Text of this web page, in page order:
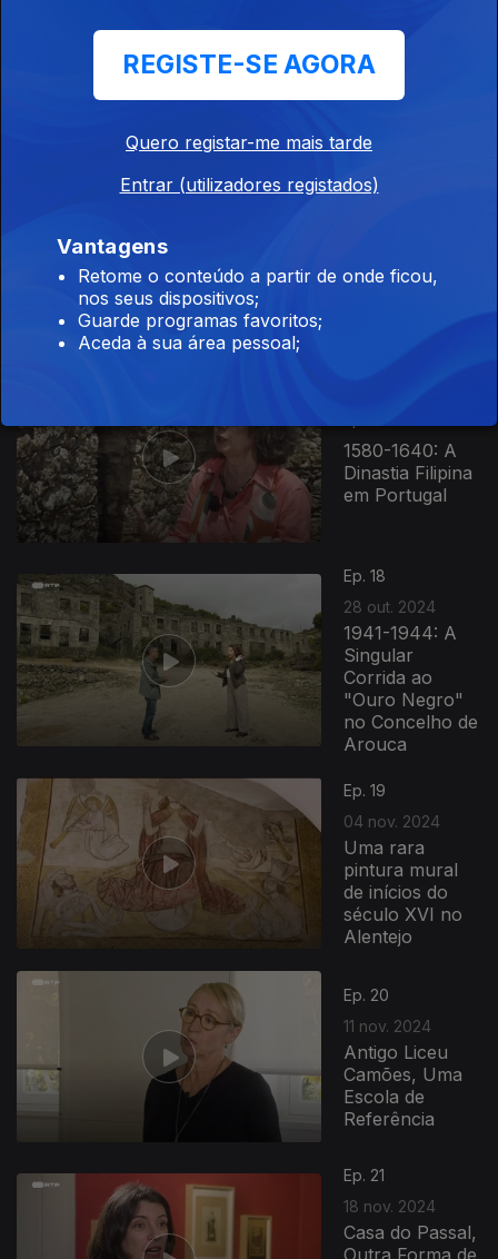
Ep. 15
07 out. 2024
Romanas de
1580-1640: A
Dinastia Filipina
em Portugal
Ep. 18
28 out. 2024
1941-1944: A
Singular
Corrida ao
"Ouro Negro"
no Concelho de
Arouca
Ep. 19
04 nov. 2024
Uma rara
pintura mural
de inícios do
século XVI no
Alentejo
Ep. 20
11 nov. 2024
Antigo Liceu
Camões, Uma
Escola de
Referência
Ep. 21
18 nov. 2024
Casa do Passal,
Outra Forma de
REGISTE-SE AGORA
Quero registar-me mais tarde
Entrar (utilizadores registados)
Vantagens
Retome o conteúdo a partir de onde ficou,
nos seus dispositivos;
Guarde programas favoritos;
Aceda à sua área pessoal;